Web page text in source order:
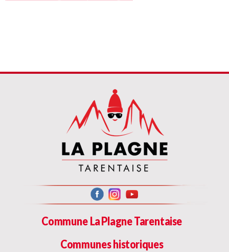
Commune La Plagne Tarentaise
Communes historiques